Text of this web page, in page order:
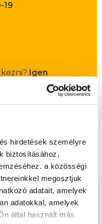
hirdetések személyre
biztosításához,
a közösségi
megosztjuk
adatait, amelyek
adatokkal, amelyek
által használt más
19
Igen
- Online
az álmaidat!
Hozzád